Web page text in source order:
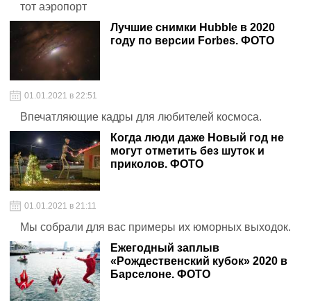
тот аэропорт
Лучшие снимки Hubble в 2020
году по версии Forbes. ФОТО
01.01.2021 в 22:51
Впечатляющие кадры для любителей космоса.
Когда люди даже Новый год не
могут отметить без шуток и
приколов. ФОТО
01.01.2021 в 21:11
Мы собрали для вас примеры их юморных выходок.
Ежегодный заплыв
«Рождественский кубок» 2020 в
Барселоне. ФОТО